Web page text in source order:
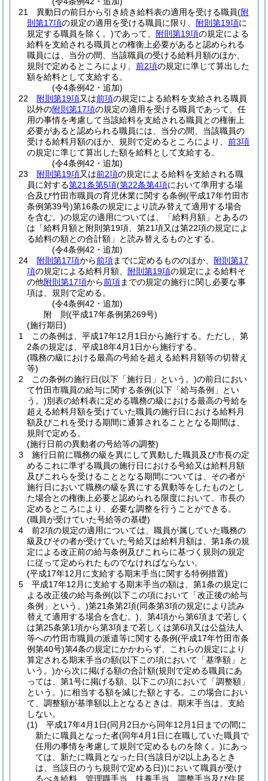
21
異動日の前日から引き続き給料表の適用を受ける職員(附
則第17項の規定の適用を受ける職員に限り、 附則第19項に
規定する職員を除く。)であって、 附則第19項の規定による
給料を支給される職員との権衡上必要があると認められる
職員には、当分の間、当該職員の受ける給料月額のほか、
規則で定めるところにより、 前2項の規定に準じて算出した
額を給料として支給する。
(令4条例42・追加)
22
附則第19項又は前項の規定による給料を支給される職員
以外の附則第17項の規定の適用を受ける職員であって、任
用の事情を考慮して当該給料を支給される職員との権衝上
必要があると認められる職員には、当分の間、当該職員の
受ける給料月額のほか、規則で定めるところにより、 前3項
の規定に準じて算出した額を給料として支給する。
(令4条例42・追加)
23
附則第19項又は前2項の規定による給料を支給される職
員に対する第21条第5項(第22条第4項において準用する場
合及び竹田市職員の育児休業に関する条例(平成17年竹田市
条例第39号)第16条の規定により読み替えて適用する場合
を含む。)の規定の適用については、「給料月額」とあるの
は「給料月額と附則第19項、第21項又は第22項の規定によ
る給料の額との合計額」と読み替えるものとする。
(令4条例42・追加)
24
附則第17項から前項までに定めるもののほか、
附則第17
項の規定による給料月額、 附則第19項の規定による給料そ
の他附則第17項から前項までの規定の施行に関し必要な事
項は、規則で定める。
(令4条例42・追加)
附 則(平成17年条例第269号)
(施行期日)
1
この条例は、平成17年12月1日から施行する。 ただし、第
2条の規定は、平成18年4月1日から施行する。
(職務の級における最高の号給を超える給料月額等の切替え
等)
2
この条例の施行日(以下「施行日」という。)の前日におい
て竹田市職員の給与に関する条例(以下「給与条例」とい
う。)別表の給料表に定める職務の級における最高の号給を
超える給料月額を受けていた職員の施行日における給料月
額及びこれを受ける期間に通算されることとなる期間は、
規則で定める。
(施行日前の異動者の号給等の調整)
3
施行日前に職務の級を異にして異動した職員及び市長の定
めるこれに準ずる職員の施行日における号給又は給料月額
及びこれらを受けることとなる期間については、その者が
施行日において職務の級を異にする異動等をしたものとし
た場合との権衡上必要と認められる限度において、市長の
定めるところにより、必要な調整を行うことができる。
(職員が受けていた号給等の基礎)
4
前2項の規定の適用については、職員が属していた職務の
級及びその者が受けていた号給又は給料月額は、第1条の規
定による改正前の給与条例及びこれらに基づく規則の規定
に従って定められたものでなければならない。
(平成17年12月に支給する期末手当に関する特例措置)
5
平成17年12月に支給する期末手当の額は、第1条の規定に
よる改正後の給与条例(以下この項において「改正後の給与
条例」という。)第21条第2項(同条第3項の規定により読み
替えて適用する場合を含む。) 、第4項から第6項まで若しく
は第25条第1項から第3項まで若しくは第6項又は公益法人
等への竹田市職員の派遣等に関する条例(平成17年竹田市条
例第40号)第4条の規定にかかわらず、これらの規定により
算定される期末手当の額(以下この項において「基準額」と
いう。)から次に掲げる額の合計額(規則で定める職員にあ
っては、第1号に掲げる額。以下この項において「調整額」
という。)に相当する額を減じた額とする。
この場合におい
て、調整額が基準額以上となるときは、期末手当は、支給
しない。
(1)
平成17年4月1日(同月2日から同年12月1日までの間に
新たに職員となった者(同年4月1日に在職していた職員で
任用の事情を考慮して規則で定めるものを除く。)にあっ
ては、新たに職員となった日(当該日が2以上あるとき
は、当該日のうち規則で定める日))において職員が受け
るべき給料、管理職手当、扶養手当、調整手当及び住居